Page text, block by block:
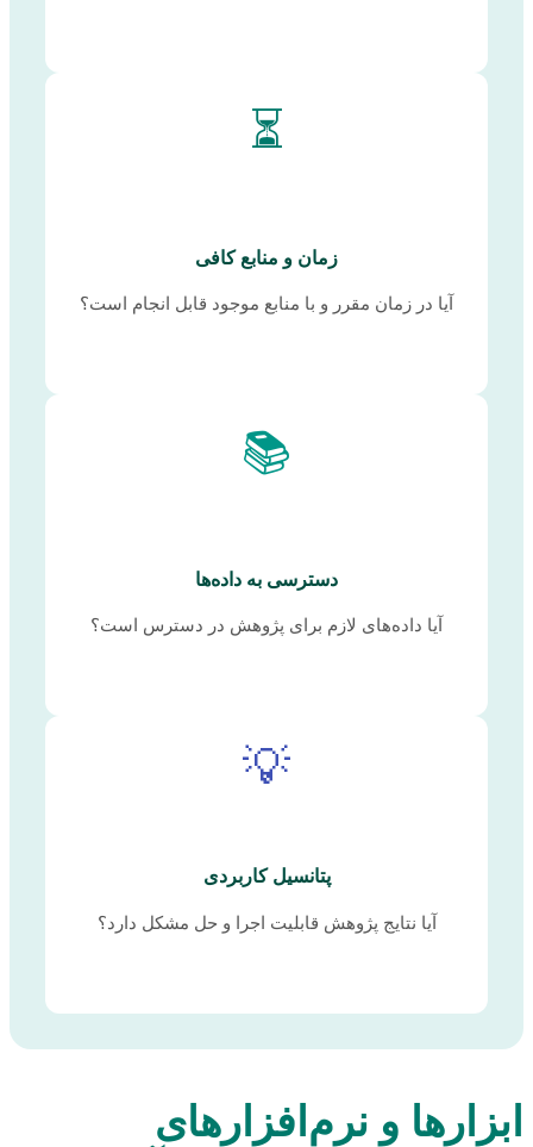
⏳
زمان و منابع کافی
آیا در زمان مقرر و با منابع موجود قابل انجام است؟
📚
دسترسی به داده‌ها
آیا داده‌های لازم برای پژوهش در دسترس است؟
💡
پتانسیل کاربردی
آیا نتایج پژوهش قابلیت اجرا و حل مشکل دارد؟
ابزارها و نرم‌افزارهای